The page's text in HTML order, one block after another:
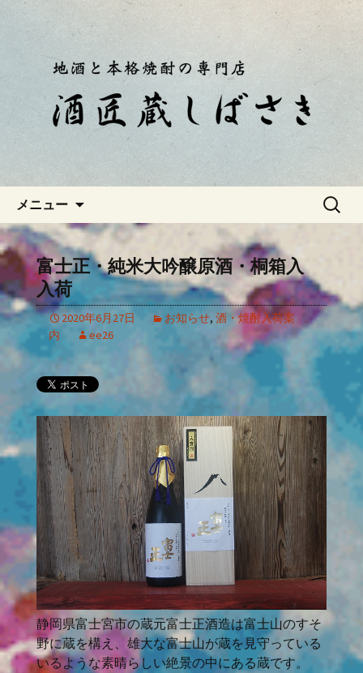
静岡・南伊豆の酒屋「酒匠蔵し
ばさき」のブログ
静岡・南伊豆の酒屋「酒匠蔵しばさ
き」おやじのつぶやき
メニュー
検
富士正・純米大吟醸原酒・桐箱入
入荷
2020年6月27日 お知らせ, 酒・焼酎入荷案
内
ee26
静岡県富士宮市の蔵元富士正酒造は富士山のすそ
野に蔵を構え、雄大な富士山が蔵を見守っている
いるような素晴らしい絶景の中にある蔵です。